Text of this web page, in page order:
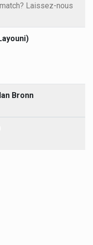
Laissez-nous
Bronn